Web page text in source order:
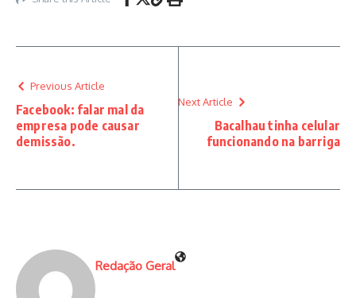
Previous Article
Facebook: falar mal da
empresa pode causar
demissão.
Next Article
Bacalhau tinha celular
funcionando na barriga
Redação Geral